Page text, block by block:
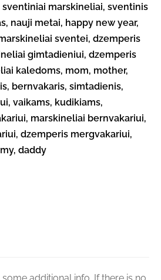
marskineliai, sventinis
nauji metai, happy new year,
sventei, dzemperis
gimtadieniui, dzemperis
kaledoms, mom, mother,
bernvakaris, simtadienis,
vaikams, kudikiams,
marskineliai bernvakariui,
dzemperis mergvakariui,
daddy